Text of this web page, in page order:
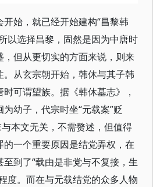
始，就已经开始建构“昌黎韩
以选择昌黎，固然是因为中唐时
，但从更切实的方面来说，则来
。从玄宗朝开始，韩休与其子韩
可谓望族。据《韩休墓志》，
幼子，代宗时坐“元载案”贬
本文无关，不需赘述，但值得
一个重要原因是结党弄权，在
到了“载由是非党与不复接，生
度。而在与元载结党的众多人物